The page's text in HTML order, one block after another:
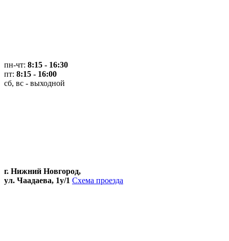
пн-чт: 8:15 - 16:30
пт: 8:15 - 16:00
сб, вс - выходной
г. Нижний Новгород,
ул. Чаадаева, 1у/1 Схема проезда